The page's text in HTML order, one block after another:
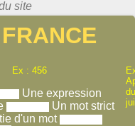
Ex : 456
Une expression
Un mot strict
d'un mot